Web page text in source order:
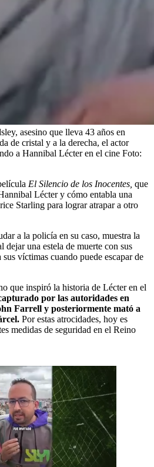
asesino que lleva 43 años en
de cristal y a la derecha, el actor
a Hannibal Lécter en el cine Foto:
El Silencio de los Inocentes, que
Lécter y cómo entabla una
Starling para lograr atrapar a otro
a la policía en su caso, muestra la
dejar una estela de muerte con sus
víctimas cuando puede escapar de
que inspiró la historia de Lécter en el
por las autoridades en
Farrell y posteriormente mató a
Por estas atrocidades, hoy es
medidas de seguridad en el Reino